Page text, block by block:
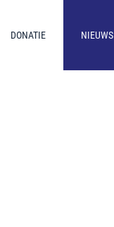
DONATIE NIEUWS